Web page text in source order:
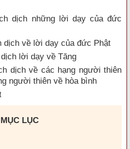
dịch những lời dạy của đức
dịch về lời dạy của đức Phật
lời dạy về Tăng
dịch về các hạng người thiên
người thiên về hòa bình
MỤC LỤC